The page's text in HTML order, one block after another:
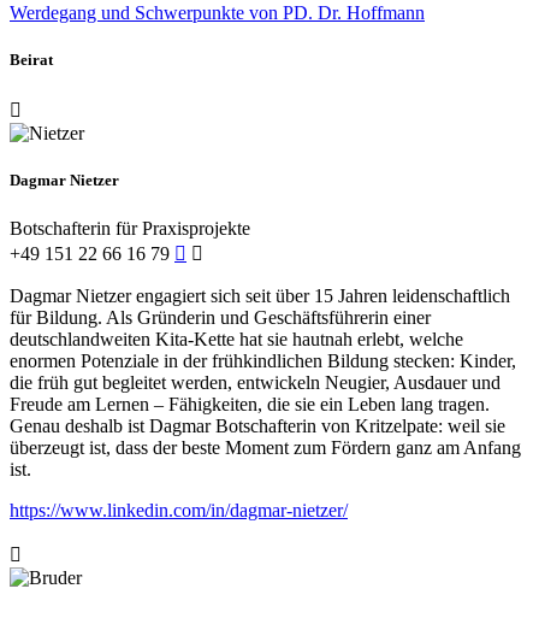
Werdegang und Schwerpunkte von PD. Dr. Hoffmann
Beirat
Dagmar Nietzer
Botschafterin für Praxisprojekte
+49 151 22 66 16 79
Dagmar Nietzer engagiert sich seit über 15 Jahren leidenschaftlich
für Bildung. Als Gründerin und Geschäftsführerin einer
deutschlandweiten Kita-Kette hat sie hautnah erlebt, welche
enormen Potenziale in der frühkindlichen Bildung stecken: Kinder,
die früh gut begleitet werden, entwickeln Neugier, Ausdauer und
Freude am Lernen – Fähigkeiten, die sie ein Leben lang tragen.
Genau deshalb ist Dagmar Botschafterin von Kritzelpate: weil sie
überzeugt ist, dass der beste Moment zum Fördern ganz am Anfang
ist.
https://www.linkedin.com/in/dagmar-nietzer/